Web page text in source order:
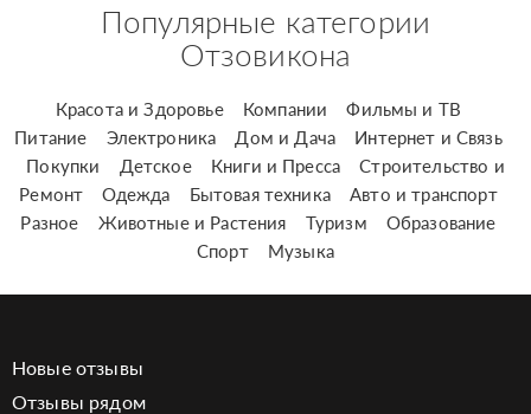
Популярные категории
Отзовикона
Красота и Здоровье Компании
Фильмы и ТВ
Питание
Электроника Дом и Дача
Интернет и Связь
Покупки
Детское Книги и Пресса
Строительство и
Ремонт
Одежда Бытовая техника
Авто и транспорт
Разное
Животные и Растения Туризм
Образование
Спорт
Музыка
Новые отзывы
Отзывы рядом